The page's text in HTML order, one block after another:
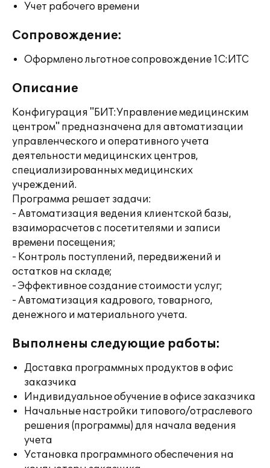
Учет рабочего времени
Сопровождение:
Оформлено льготное сопровождение 1С:ИТС
Описание
Конфигурация "БИТ:Управление медицинским
центром" предназначена для автоматизации
управленческого и оперативного учета
деятельности медицинских центров,
специализированных медицинских
учреждений.
Программа решает задачи:
- Автоматизация ведения клиентской базы,
взаиморасчетов с посетителями и записи
времени посещения;
- Контроль поступлений, передвижений и
остатков на складе;
- Эффективное создание стоимости услуг;
- Автоматизация кадрового, товарного,
денежного и материального учета.
Выполнены следующие работы:
Доставка программных продуктов в офис
заказчика
Индивидуальное обучение в офисе заказчика
Начальные настройки типового/отраслевого
решения (программы) для начала ведения
учета
Установка программного обеспечения на